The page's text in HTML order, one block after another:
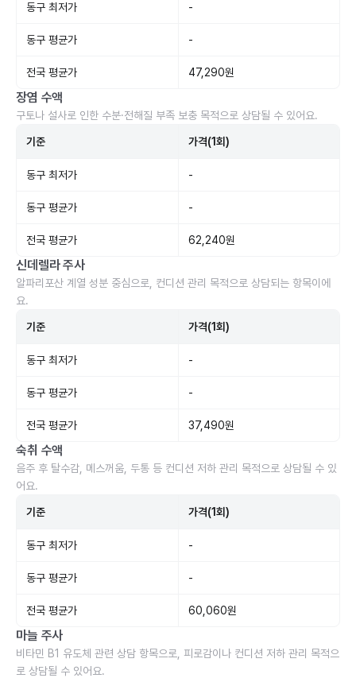
동구 최저가 -
동구 평균가 -
전국 평균가 47,290원
장염 수액
구토나 설사로 인한 수분·전해질 부족 보충 목적으로 상담될 수 있어요.
기준 가격(1회)
동구 최저가 -
동구 평균가 -
전국 평균가 62,240원
신데렐라 주사
알파리포산 계열 성분 중심으로, 컨디션 관리 목적으로 상담되는 항목이에
요.
기준 가격(1회)
동구 최저가 -
동구 평균가 -
전국 평균가 37,490원
숙취 수액
음주 후 탈수감, 메스꺼움, 두통 등 컨디션 저하 관리 목적으로 상담될 수 있
어요.
기준 가격(1회)
동구 최저가 -
동구 평균가 -
전국 평균가 60,060원
마늘 주사
비타민 B1 유도체 관련 상담 항목으로, 피로감이나 컨디션 저하 관리 목적으
로 상담될 수 있어요.